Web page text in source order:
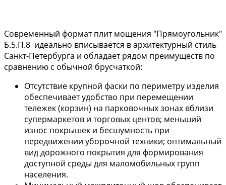
Современный формат плит мощения "Прямоугольник"
Б.5.П.8 идеально вписывается в архитектурный стиль
Санкт-Петербурга и обладает рядом преимуществ по
сравнению с обычной брусчаткой:
Отсутствие крупной фаски по периметру изделия
обеспечивает удобство при перемещении
тележек (корзин) на парковочных зонах вблизи
супермаркетов и торговых центов; меньший
износ покрышек и бесшумность при
передвижении уборочной техники; оптимальный
вид дорожного покрытия для формирования
доступной среды для маломобильных групп
населения.